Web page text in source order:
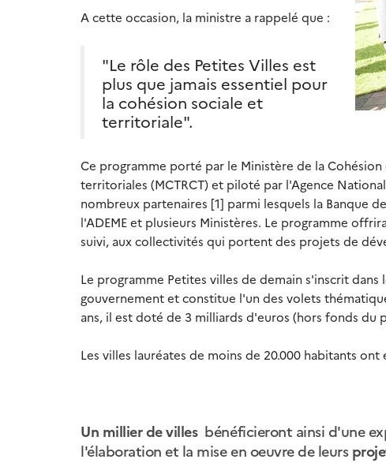
A cette occasion, la ministre a rappelé que :
"Le rôle des Petites Villes est
plus que jamais essentiel pour
la cohésion sociale et
territoriale".
Ce programme porté par le Ministère de la
territoriales (MCTRCT) et piloté par l'Agence
nombreux partenaires [1] parmi lesquels la Banque
l'ADEME et plusieurs Ministères. Le programme
suivi, aux collectivités qui portent des projets de
Le programme Petites villes de demain s'inscrit
gouvernement et constitue l'un des volets
ans, il est doté de 3 milliards d'euros (hors fonds du
Les villes lauréates de moins de 20.000 habitants
Un millier de villesbénéficieront ainsi d'une
l'élaboration et la mise en oeuvre de leurs